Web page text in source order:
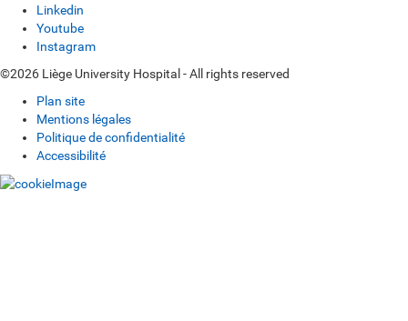
Linkedin
Youtube
Instagram
©2026 Liège University Hospital - All rights reserved
Plan site
Mentions légales
Politique de confidentialité
Accessibilité